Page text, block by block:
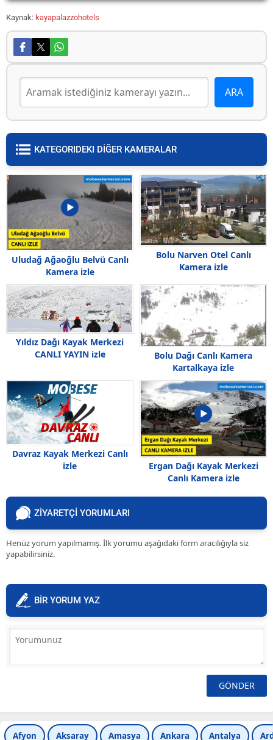
Yayın Yükleniyor...
Kaynak: kayapalazzohotels
KATEGORIDEKI DİĞER KAMERALAR
Uludağ Ağaoğlu Belvü Canlı
Kamera izle
Bolu Narven Otel Canlı
Kamera izle
Yıldız Dağı Kayak Merkezi
CANLI YAYIN izle
Bolu Dağı Canlı Kamera
Kartalkaya izle
Davraz Kayak Merkezi Canlı
izle
Ergan Dağı Kayak Merkezi
Canlı Kamera izle
ZİYARETÇİ YORUMLARI
Henüz yorum yapılmamış. İlk yorumu aşağıdaki form aracılığıyla siz
yapabilirsiniz.
BİR YORUM YAZ
Afyon Aksaray Amasya Ankara Antalya